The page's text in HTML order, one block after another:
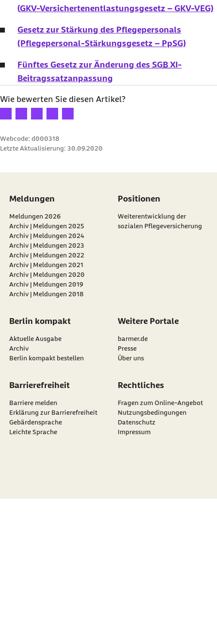
(GKV-Versichertenentlastungsgesetz – GKV-VEG)
Gesetz zur Stärkung des Pflegepersonals
(Pflegepersonal-Stärkungsgesetz – PpSG)
Fünftes Gesetz zur Änderung des SGB XI-
Beitragssatzanpassung
Wie bewerten Sie diesen Artikel?
Ihre Bewertung: 1 Stern
Ihre Bewertung: 2 Sterne
Ihre Bewertung: 3 Sterne
Ihre Bewertung: 4 Sterne
Ihre Bewertung: 5 Sterne
Webcode: d000318
Letzte Aktualisierung: 30.09.2020
Meldungen
Meldungen 2026
Archiv | Meldungen 2025
Archiv | Meldungen 2024
Archiv | Meldungen 2023
Archiv | Meldungen 2022
Archiv | Meldungen 2021
Archiv | Meldungen 2020
Archiv | Meldungen 2019
Archiv | Meldungen 2018
Positionen
Weiterentwicklung der
sozialen Pflegeversicherung
Berlin kompakt
Aktuelle Ausgabe
Archiv
Berlin kompakt bestellen
Weitere Portale
barmer.de
Presse
Über uns
Barrierefreiheit
Barriere melden
Erklärung zur Barrierefreiheit
Gebärdensprache
Leichte Sprache
Rechtliches
Fragen zum Online-Angebot
Nutzungsbedingungen
Datenschutz
Impressum